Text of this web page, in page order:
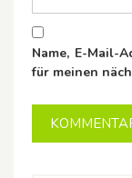
Name, E-Mail-
für meinen